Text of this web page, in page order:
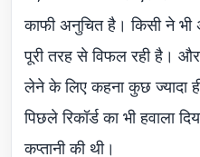
काफी अनुचित है। किसी ने भी
पूरी तरह से विफल रही है।
लेने के लिए कहना कुछ ज्यादा
पिछले रिकॉर्ड का भी हवाला
कप्तानी की थी।